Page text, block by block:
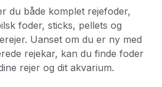
du både komplet rejefoder,
foder, sticks, pellets og
Uanset om du er ny med
rejekar, kan du finde foder
rejer og dit akvarium.